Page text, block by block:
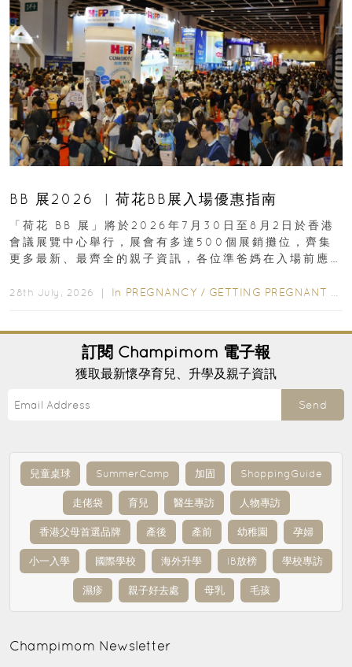
BB 展2026 ︳荷花BB展入場優惠指南
「荷花 BB 展」將於2026年7月30日至8月2日於香港
會議展覽中心舉行，展會有多達500個展銷攤位，齊集
更多最新、最齊全的親子資訊，各位準爸媽在入場前應
28th July, 2026 ｜ In PREGNANCY / GETTING PREGNANT
訂閱 Champimom 電子報
獲取最新懷孕育兒、升學及親子資訊
Send
兒童桌球 SummerCamp 加固 ShoppingGuide
走佬袋 育兒 醫生專訪 人物專訪
香港父母首選品牌 產後 產前 幼稚園 孕婦
小一入學 國際學校 海外升學 IB放榜 學校專訪
濕疹 親子好去處 母乳 毛孩
Champimom Newsletter